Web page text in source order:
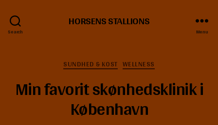
Search
HORSENS STALLIONS
Menu
Kategorier
SUNDHED & KOST WELLNESS
Min favorit skønhedsklinik i
København